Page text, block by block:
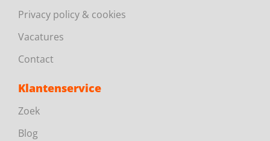
Privacy policy & cookies
Vacatures
Contact
Klantenservice
Zoek
Blog